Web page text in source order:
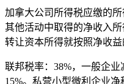
加拿大公司所得税应缴的
其他活动中取得的净收入
转让资本所得就按照净收益
联邦税率：38%，一般企
15%。私营小型微利企业净